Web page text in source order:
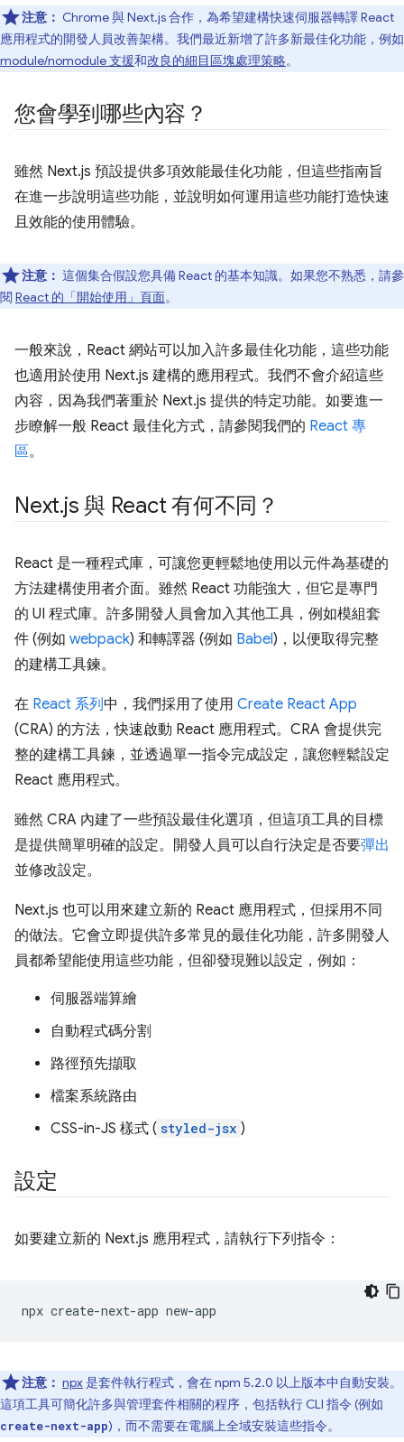
注意： Chrome 與 Next.js 合作，為希望建構快速伺服器轉譯 React
應用程式的開發人員改善架構。我們最近新增了許多新最佳化功能，例如
module/nomodule 支援和改良的細目區塊處理策略。
您會學到哪些內容？
雖然 Next.js 預設提供多項效能最佳化功能，但這些指南旨
在進一步說明這些功能，並說明如何運用這些功能打造快速
且效能的使用體驗。
注意： 這個集合假設您具備 React 的基本知識。如果您不熟悉，請參
閱 React 的「開始使用」頁面。
一般來說，React 網站可以加入許多最佳化功能，這些功能
也適用於使用 Next.js 建構的應用程式。我們不會介紹這些
內容，因為我們著重於 Next.js 提供的特定功能。如要進一
步瞭解一般 React 最佳化方式，請參閱我們的 React 專
區。
Next.js 與 React 有何不同？
React 是一種程式庫，可讓您更輕鬆地使用以元件為基礎的
方法建構使用者介面。雖然 React 功能強大，但它是專門
的 UI 程式庫。許多開發人員會加入其他工具，例如模組套
件 (例如 webpack) 和轉譯器 (例如 Babel)，以便取得完整
的建構工具鍊。
在 React 系列中，我們採用了使用 Create React App
(CRA) 的方法，快速啟動 React 應用程式。CRA 會提供完
整的建構工具鍊，並透過單一指令完成設定，讓您輕鬆設定
React 應用程式。
雖然 CRA 內建了一些預設最佳化選項，但這項工具的目標
是提供簡單明確的設定。開發人員可以自行決定是否要彈出
並修改設定。
Next.js 也可以用來建立新的 React 應用程式，但採用不同
的做法。它會立即提供許多常見的最佳化功能，許多開發人
員都希望能使用這些功能，但卻發現難以設定，例如：
伺服器端算繪
自動程式碼分割
路徑預先擷取
檔案系統路由
CSS-in-JS 樣式 ( styled-jsx )
設定
如要建立新的 Next.js 應用程式，請執行下列指令：
npx create-next-app
注意： npx是套件執行程式，會在 npm 5.2.0 以上版本中自動安裝。
這項工具可簡化許多與管理套件相關的程序，包括執行 CLI 指令 (例如
create-next-app)，而不需要在電腦上全域安裝這些指令。